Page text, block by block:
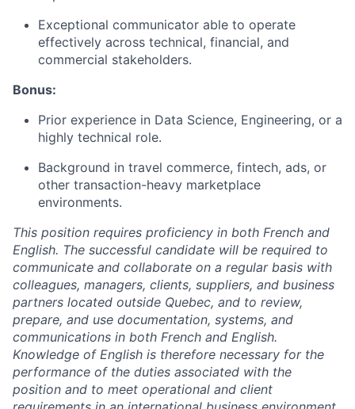
Exceptional communicator able to operate
effectively across technical, financial, and
commercial stakeholders.
Bonus:
Prior experience in Data Science, Engineering, or a
highly technical role.
Background in travel commerce, fintech, ads, or
other transaction-heavy marketplace
environments.
This position requires proficiency in both French and
English. The successful candidate will be required to
communicate and collaborate on a regular basis with
colleagues, managers, clients, suppliers, and business
partners located outside Quebec, and to review,
prepare, and use documentation, systems, and
communications in both French and English.
Knowledge of English is therefore necessary for the
performance of the duties associated with the
position and to meet operational and client